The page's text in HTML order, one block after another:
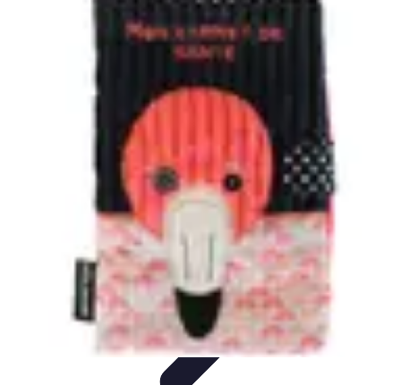
talents émergentsHistoire du football
Tendances
Top Footballeurs